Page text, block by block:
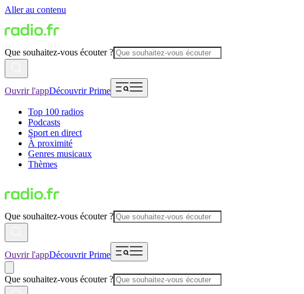
Aller au contenu
Que souhaitez-vous écouter ?
Ouvrir l'appDécouvrir Prime
Top 100 radios
Podcasts
Sport en direct
À proximité
Genres musicaux
Thèmes
Que souhaitez-vous écouter ?
Ouvrir l'appDécouvrir Prime
Que souhaitez-vous écouter ?